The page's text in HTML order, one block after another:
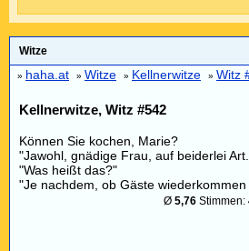
Witze
» haha.at » Witze » Kellnerwitze » Witz
Kellnerwitze, Witz #542
Können Sie kochen, Marie?
"Jawohl, gnädige Frau, auf beiderlei
"Was heißt das?"
"Je nachdem, ob Gäste
Ø 5,76 Stimmen: